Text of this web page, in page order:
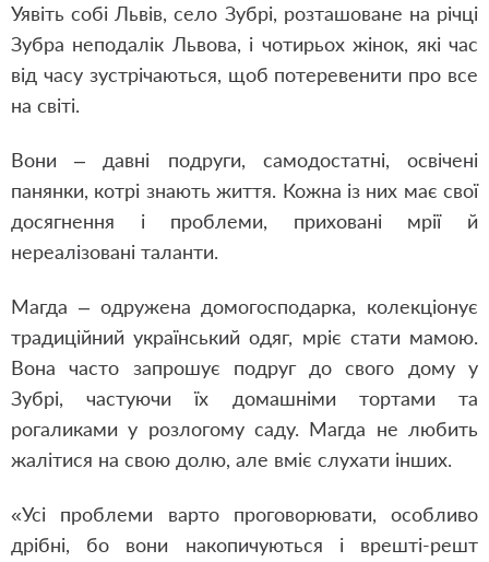
Уявіть собі Львів, село Зубрі, розташоване на річці
Зубра неподалік Львова, і чотирьох жінок, які час
від часу зустрічаються, щоб потеревенити про все
на світі.
Вони – давні подруги, самодостатні, освічені
панянки, котрі знають життя. Кожна із них має свої
досягнення і проблеми, приховані мрії й
нереалізовані таланти.
Магда – одружена домогосподарка, колекціонує
традиційний український одяг, мріє стати мамою.
Вона часто запрошує подруг до свого дому у
Зубрі, частуючи їх домашніми тортами та
рогаликами у розлогому саду. Магда не любить
жалітися на свою долю, але вміє слухати інших.
«Усі проблеми варто проговорювати, особливо
дрібні, бо вони накопичуються і врешті-решт